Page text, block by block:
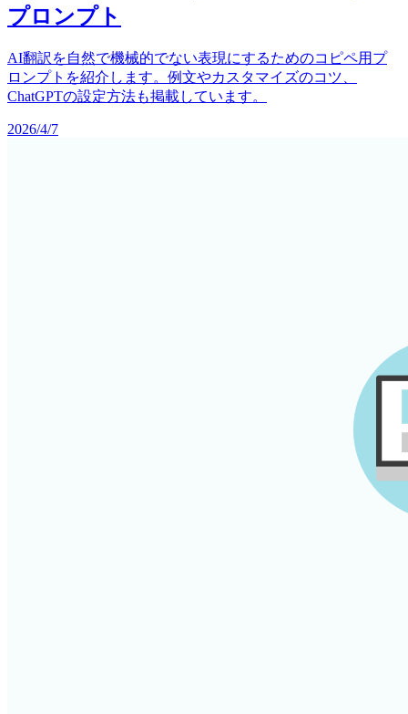
プロンプト
AI翻訳を自然で機械的でない表現にするためのコピペ用プ
ロンプトを紹介します。例文やカスタマイズのコツ、
ChatGPTの設定方法も掲載しています。
2026/4/7